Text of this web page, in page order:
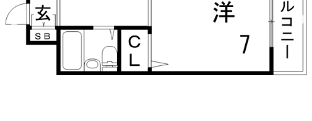
リノベーション物件
ペット飼育可能